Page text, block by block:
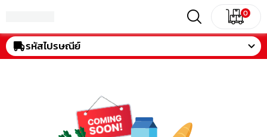
0
รหัสไปรษณีย์